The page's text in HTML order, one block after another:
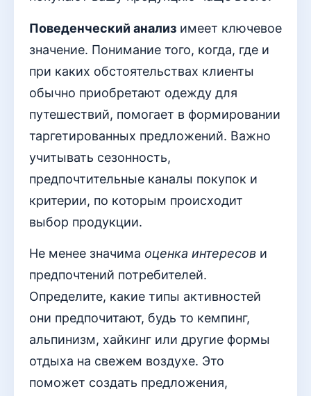
Поведенческий анализ имеет ключевое
значение. Понимание того, когда, где и
при каких обстоятельствах клиенты
обычно приобретают одежду для
путешествий, помогает в формировании
таргетированных предложений. Важно
учитывать сезонность,
предпочтительные каналы покупок и
критерии, по которым происходит
выбор продукции.
Не менее значима оценка интересов и
предпочтений потребителей.
Определите, какие типы активностей
они предпочитают, будь то кемпинг,
альпинизм, хайкинг или другие формы
отдыха на свежем воздухе. Это
поможет создать предложения,